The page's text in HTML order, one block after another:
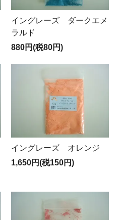
イングレーズ ダークエメ
ラルド
880円(税80円)
イングレーズ オレンジ
1,650円(税150円)